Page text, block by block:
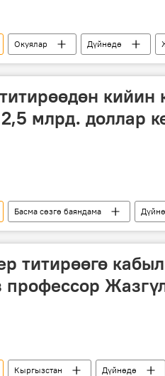
Окуялар Дүйнөдө
жабыркоочулар
кийин
млрд. доллар
Басма сөзгө баяндама
зыян кесепет
титирөөгө
Кыргызстан Дүйнөдө